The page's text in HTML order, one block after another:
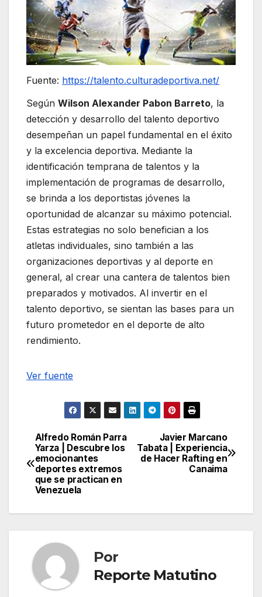
Fuente: https://talento.culturadeportiva.net/
Según Wilson Alexander Pabon Barreto, la
detección y desarrollo del talento deportivo
desempeñan un papel fundamental en el éxito
y la excelencia deportiva. Mediante la
identificación temprana de talentos y la
implementación de programas de desarrollo,
se brinda a los deportistas jóvenes la
oportunidad de alcanzar su máximo potencial.
Estas estrategias no solo benefician a los
atletas individuales, sino también a las
organizaciones deportivas y al deporte en
general, al crear una cantera de talentos bien
preparados y motivados. Al invertir en el
talento deportivo, se sientan las bases para un
futuro prometedor en el deporte de alto
rendimiento.
Navegación
entradas
Ver fuente
Navegación
de
entradas
Javier Marcano
Tabata | Experiencia
de Hacer Rafting en
Canaima
Alfredo Román Parra
Yarza | Descubre los
emocionantes
deportes extremos
que se practican en
Venezuela
Por
Reporte Matutino